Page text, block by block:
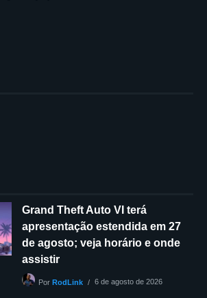
Grand Theft Auto VI terá
apresentação estendida em 27
de agosto; veja horário e onde
assistir
PorRodLink 6 de agosto de 2026